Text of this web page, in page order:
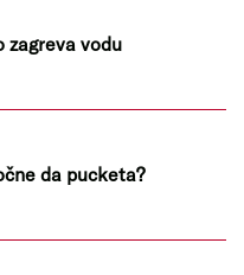
zagreva vodu
da pucketa?